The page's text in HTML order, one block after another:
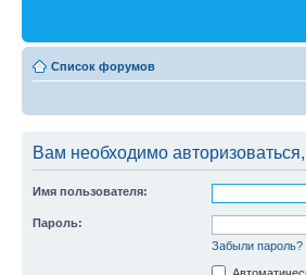
Список форумов
Вам необходимо
Имя пользователя:
Пароль:
Забыли пароль?